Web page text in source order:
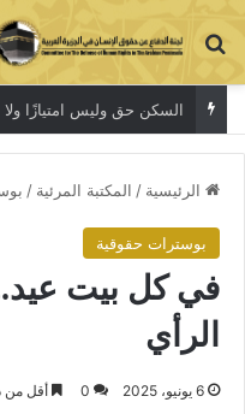
بحث عن
السكن حق وليس امتيازًا ولا
الرئيسية / المكتبة المرئية /
بوسترات حقوقية
في كل بيت عيد..
الرأي
6 يونيو، 2025 0 أقل من